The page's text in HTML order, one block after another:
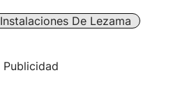
Instalaciones De Lezama
Publicidad